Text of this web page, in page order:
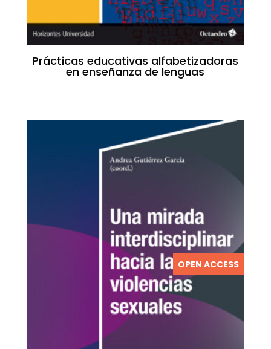
Prácticas educativas alfabetizadoras
en enseñanza de lenguas
OPEN ACCESS